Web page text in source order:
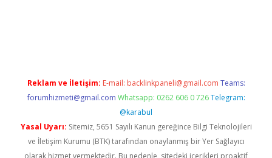
Reklam ve İletişim: E-mail: backlinkpaneli@gmail.com Teams:
forumhizmeti@gmail.com Whatsapp: 0262 606 0 726 Telegram:
@karabul
Yasal Uyarı: Sitemiz, 5651 Sayılı Kanun gereğince Bilgi Teknolojileri
ve İletişim Kurumu (BTK) tarafından onaylanmış bir Yer Sağlayıcı
olarak hizmet vermektedir. Bu nedenle, sitedeki içerikleri proaktif